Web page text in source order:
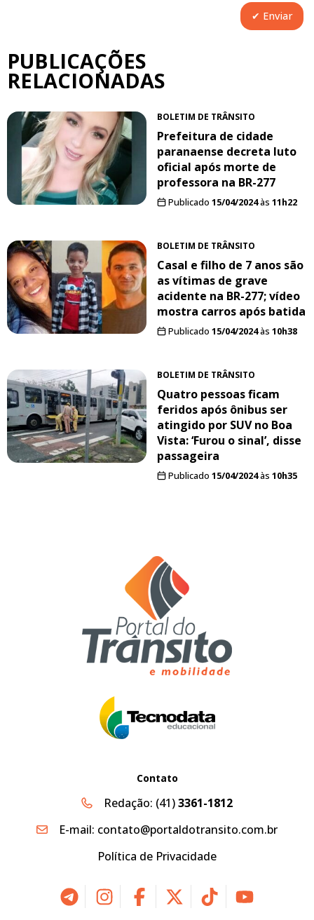
PUBLICAÇÕES
RELACIONADAS
BOLETIM DE TRÂNSITO
Prefeitura de cidade
paranaense decreta luto
oficial após morte de
professora na BR-277
Publicado 15/04/2024às 11h22
BOLETIM DE TRÂNSITO
Casal e filho de 7 anos são
as vítimas de grave
acidente na BR-277; vídeo
mostra carros após batida
Publicado 15/04/2024às 10h38
BOLETIM DE TRÂNSITO
Quatro pessoas ficam
feridos após ônibus ser
atingido por SUV no Boa
Vista: ‘Furou o sinal’, disse
passageira
Publicado 15/04/2024às 10h35
Contato
Redação: (41)3361-1812
E-mail: contato@portaldotransito.com.br
Política de Privacidade